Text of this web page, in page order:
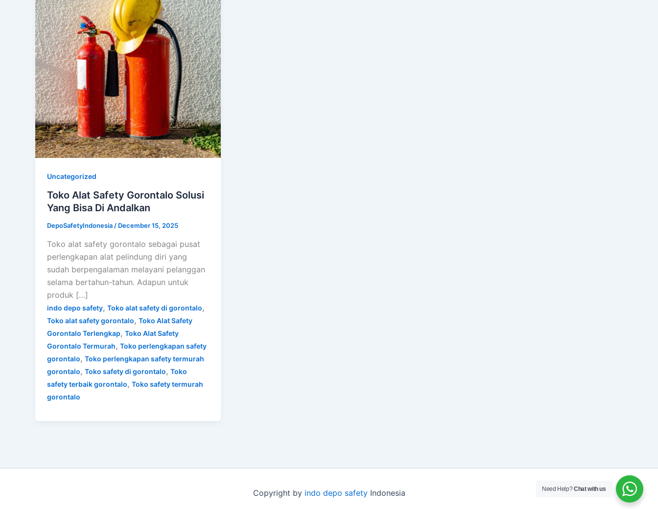
Uncategorized
Toko Alat Safety Gorontalo Solusi
Yang Bisa Di Andalkan
DepoSafetyIndonesia/ December 15, 2025
Toko alat safety gorontalo sebagai pusat
perlengkapan alat pelindung diri yang
sudah berpengalaman melayani pelanggan
selama bertahun-tahun. Adapun untuk
produk […]
indo depo safety, Toko alat safety di gorontalo,
Toko alat safety gorontalo, Toko Alat Safety
Gorontalo Terlengkap, Toko Alat Safety
Gorontalo Termurah, Toko perlengkapan safety
gorontalo, Toko perlengkapan safety termurah
gorontalo, Toko safety di gorontalo, Toko
safety terbaik gorontalo, Toko safety termurah
gorontalo
Copyright by indo depo safetyIndonesia Need Help?Chat with us